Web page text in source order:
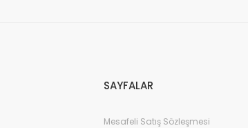
SAYFALAR
Mesafeli Satış Sözleşmesi